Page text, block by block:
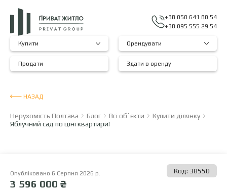
+38 050 641 80 54
+38 095 555 29 54
Купити Орендувати
Продати Здати в оренду
НАЗАД
Нерухомість Полтава Блог Всі об`єкти
Купити ділянку
Яблучний сад по ціні квартири!
Опубліковано 6 Серпня 2026 р. Код: 38550
3 596 000 ₴